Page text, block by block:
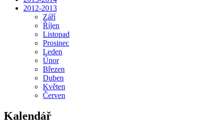
2012-2013
Září
Říjen
Listopad
Prosinec
Leden
Únor
Březen
Duben
Květen
Červen
Kalendář